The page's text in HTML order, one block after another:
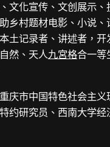
文化宣传、文创展示、
乡村题材电影、小说
土记录者、讲述者，开
然、天人九宮格合一等
庆市中国特色社会主
约研究员、西南大学经